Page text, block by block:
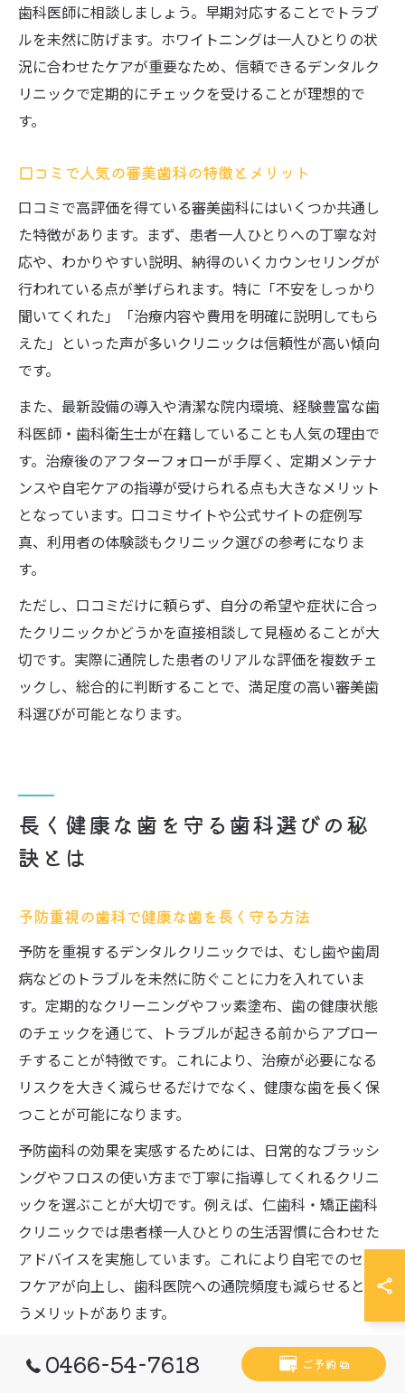
歯科医師に相談しましょう。早期対応することでトラブ
ルを未然に防げます。ホワイトニングは一人ひとりの状
況に合わせたケアが重要なため、信頼できるデンタルク
リニックで定期的にチェックを受けることが理想的で
す。
口コミで人気の審美歯科の特徴とメリット
口コミで高評価を得ている審美歯科にはいくつか共通し
た特徴があります。まず、患者一人ひとりへの丁寧な対
応や、わかりやすい説明、納得のいくカウンセリングが
行われている点が挙げられます。特に「不安をしっかり
聞いてくれた」「治療内容や費用を明確に説明してもら
えた」といった声が多いクリニックは信頼性が高い傾向
です。
また、最新設備の導入や清潔な院内環境、経験豊富な歯
科医師・歯科衛生士が在籍していることも人気の理由で
す。治療後のアフターフォローが手厚く、定期メンテナ
ンスや自宅ケアの指導が受けられる点も大きなメリット
となっています。口コミサイトや公式サイトの症例写
真、利用者の体験談もクリニック選びの参考になりま
す。
ただし、口コミだけに頼らず、自分の希望や症状に合っ
たクリニックかどうかを直接相談して見極めることが大
切です。実際に通院した患者のリアルな評価を複数チェ
ックし、総合的に判断することで、満足度の高い審美歯
科選びが可能となります。
長く健康な歯を守る歯科選びの秘
訣とは
予防重視の歯科で健康な歯を長く守る方法
予防を重視するデンタルクリニックでは、むし歯や歯周
病などのトラブルを未然に防ぐことに力を入れていま
す。定期的なクリーニングやフッ素塗布、歯の健康状態
のチェックを通じて、トラブルが起きる前からアプロー
チすることが特徴です。これにより、治療が必要になる
リスクを大きく減らせるだけでなく、健康な歯を長く保
つことが可能になります。
予防歯科の効果を実感するためには、日常的なブラッシ
ングやフロスの使い方まで丁寧に指導してくれるクリニ
ックを選ぶことが大切です。例えば、仁歯科・矯正歯科
クリニックでは患者様一人ひとりの生活習慣に合わせた
アドバイスを実施しています。これにより自宅でのセル
フケアが向上し、歯科医院への通院頻度も減らせるとい
うメリットがあります。
予防重視の歯科を選ぶ際の注意点としては、予防プログ
ラムの内容や説明が分かりやすいか、定期検診の案内が
0466-54-7618 ご予約